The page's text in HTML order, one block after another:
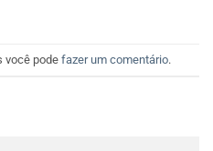
você pode fazer um comentário.